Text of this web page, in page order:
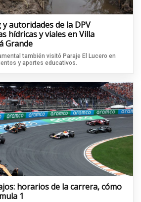
autoridades de la DPV
hídricas y viales en Villa
Grande
también visitó Paraje El Lucero en
y aportes educativos.
horarios de la carrera, cómo
1